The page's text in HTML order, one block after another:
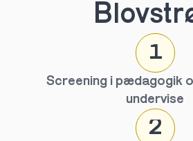
1
Screening i pædagogik
undervise
2